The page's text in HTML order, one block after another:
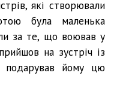
які створювали
була маленька
за те, що воював у
на зустріч із
подарував йому цю